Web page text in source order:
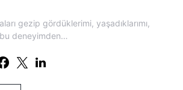
gezip gördüklerimi, yaşadıklarımı,
deneyimden…